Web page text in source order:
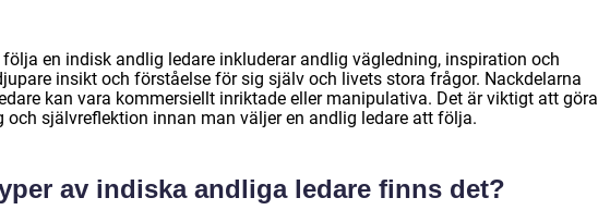
en indisk andlig ledare inkluderar andlig vägledning, inspiration och
insikt och förståelse för sig själv och livets stora frågor. Nackdelarna
kan vara kommersiellt inriktade eller manipulativa. Det är viktigt att göra
och självreflektion innan man väljer en andlig ledare att följa.
av indiska andliga ledare finns det?